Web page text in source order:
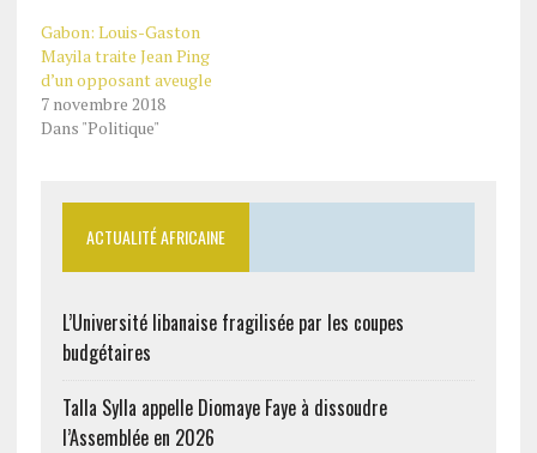
Gabon: Louis-Gaston
Mayila traite Jean Ping
d’un opposant aveugle
7 novembre 2018
Dans "Politique"
ACTUALITÉ AFRICAINE
L’Université libanaise fragilisée par les coupes
budgétaires
Talla Sylla appelle Diomaye Faye à dissoudre
l’Assemblée en 2026